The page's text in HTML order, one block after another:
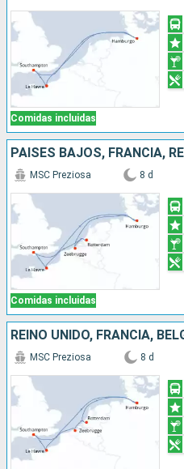
Comidas incluidas
Comidas incluidas
MSC Preziosa 8 d
MSC Preziosa 8 d